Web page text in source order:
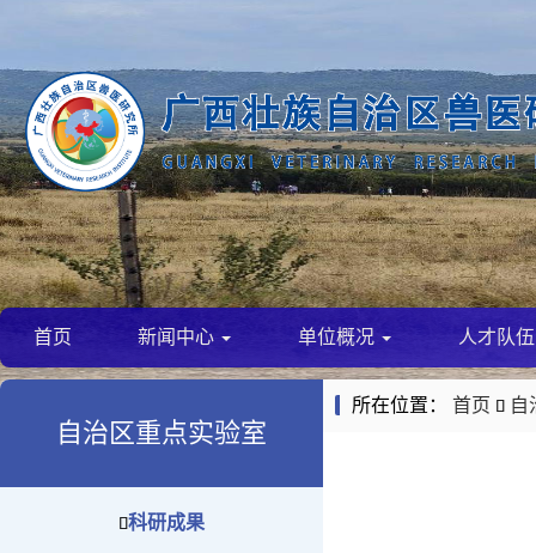
首页 新闻中心 单位概况 人才队
自治区重点实验室
科研成果
所在位置： 首页  自